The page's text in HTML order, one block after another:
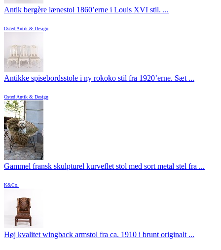
Antik bergère lænestol 1860’erne i Louis XVI stil. ...
Osted Antik & Design
Antikke spisebordsstole i ny rokoko stil fra 1920’erne. Sæt ...
Osted Antik & Design
Gammel fransk skulpturel kurveflet stol med sort metal stel fra ...
K&Co.
Høj kvalitet wingback armstol fra ca. 1910 i brunt originalt ...